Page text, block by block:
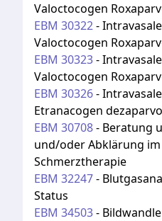
Valoctocogen
EBM 30322-
Valoctocogen
EBM 30323-
Valoctocogen
EBM 30326-
Etranacogen
EBM 30708- Beratung
und/oder Abklärung
Schmerztherapie
EBM 32247-
Status
EBM 34503-